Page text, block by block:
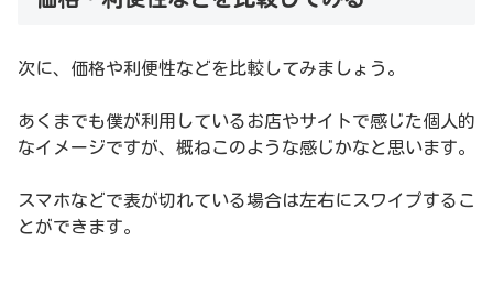
次に、価格や利便性などを比較してみましょう。
あくまでも僕が利用しているお店やサイトで感じた個人的
なイメージですが、概ねこのような感じかなと思います。
スマホなどで表が切れている場合は左右にスワイプするこ
とができます。